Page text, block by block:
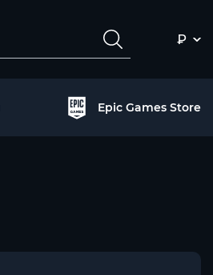
₽
Epic Games Store